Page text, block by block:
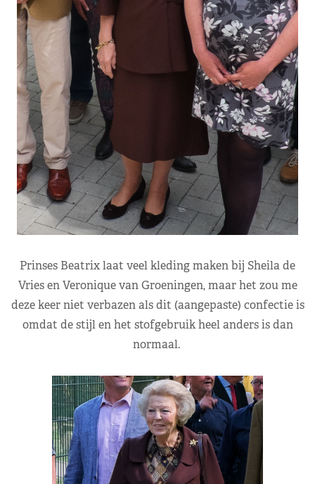
Prinses Beatrix laat veel kleding maken bij Sheila de
Vries en Veronique van Groeningen, maar het zou me
deze keer niet verbazen als dit (aangepaste) confectie is
omdat de stijl en het stofgebruik heel anders is dan
normaal.